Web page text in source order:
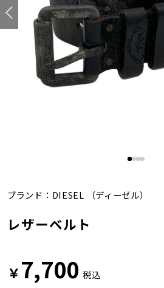
ブランド： DIESEL （ディーゼル）
レザーベルト
￥7,700 税込